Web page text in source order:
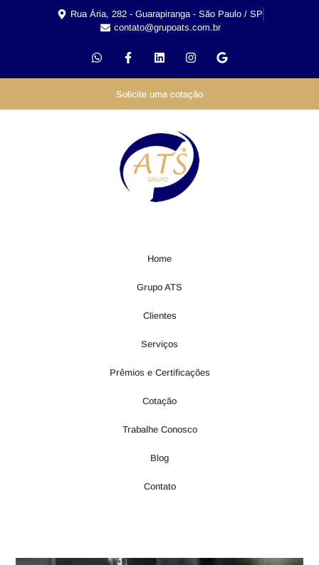
Rua Ária, 282 - Guarapiranga - São Paulo / SP
contato@grupoats.com.br
Solicite uma cotação
Home
Grupo ATS
Clientes
Serviços
Prêmios e Certificações
Cotação
Trabalhe Conosco
Blog
Contato